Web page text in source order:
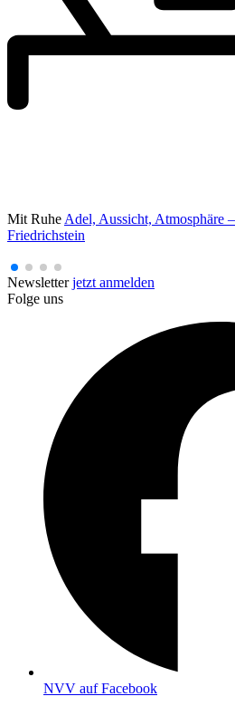
Mit RuheAdel, Aussicht, Atmosphäre
Friedrichstein
Newsletterjetzt anmelden
Folge uns
NVV auf Facebook